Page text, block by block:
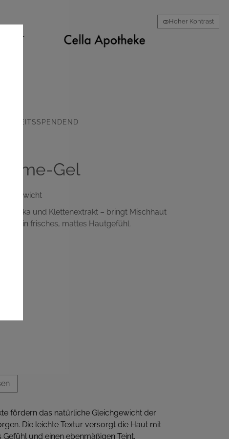
Hoher Kontrast
Gel
und Klettenextrakt – bringt Mischhaut
ein frisches, mattes Hautgefühl.
fördern das natürliche Gleichgewicht der
Die leichte Textur versorgt die Haut mit
und einen ebenmäßigen Teint.